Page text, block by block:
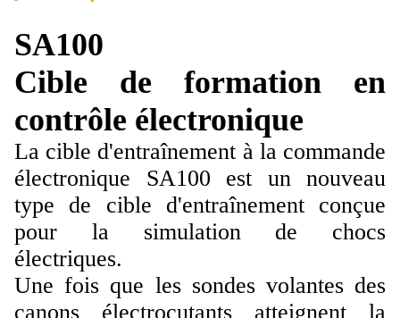
SA100
Cible de formation en
contrôle électronique
La cible d'entraînement à la commande
électronique SA100 est un nouveau
type de cible d'entraînement conçue
pour la simulation de chocs
électriques.
Une fois que les sondes volantes des
canons électrocutants atteignent la